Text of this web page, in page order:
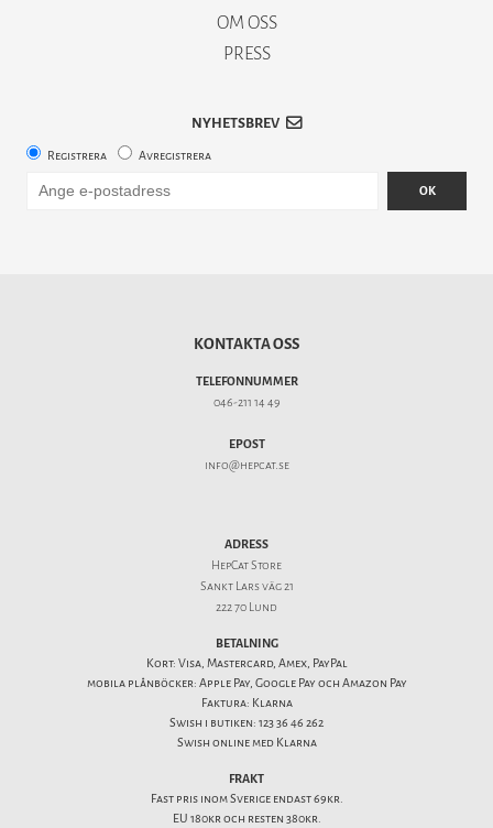
OM OSS
PRESS
NYHETSBREV
Registrera Avregistrera
OK
KONTAKTA OSS
TELEFONNUMMER
046-211 14 49
EPOST
info@hepcat.se
ADRESS
HepCat Store
Sankt Lars väg 21
222 70 Lund
BETALNING
Kort: Visa, Mastercard, Amex, PayPal
mobila plånböcker: Apple Pay, Google Pay och Amazon Pay
Faktura: Klarna
Swish i butiken: 123 36 46 262
Swish online med Klarna
FRAKT
Fast pris inom Sverige endast 69kr.
EU 180kr och resten 380kr.